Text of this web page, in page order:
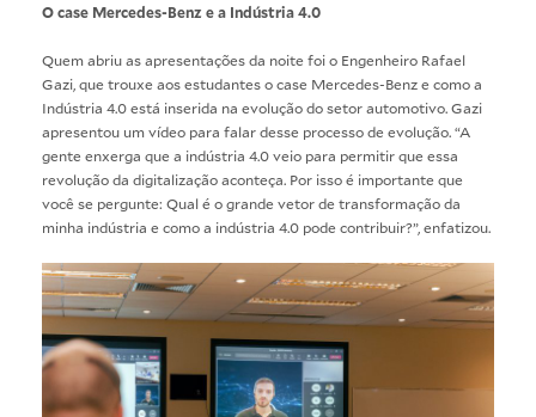
O case Mercedes-Benz e a Indústria 4.0
Quem abriu as apresentações da noite foi o Engenheiro Rafael
Gazi, que trouxe aos estudantes o case Mercedes-Benz e como a
Indústria 4.0 está inserida na evolução do setor automotivo. Gazi
apresentou um vídeo para falar desse processo de evolução. “A
gente enxerga que a indústria 4.0 veio para permitir que essa
revolução da digitalização aconteça. Por isso é importante que
você se pergunte: Qual é o grande vetor de transformação da
minha indústria e como a indústria 4.0 pode contribuir?”, enfatizou.